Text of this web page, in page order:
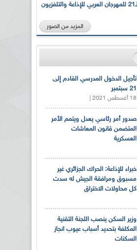
بالصور... الدورة الـ21 للمهرجان العربي للإذاعة والتلفزيون
المزيد من الصور
تأجيل الدخول المدرسي القادم إلى
21 سبتمبر
18 أغسطس 2021 |
صدور أمر رئاسي يعدل ويتمم الأمر
المتضمن قانون المعاشات
العسكرية
خبراء للإذاعة: الحراك الجزائري غير
مسبوق ومرافقة الجيش له سدت
كل محاولات الاختراق
وزير السكن ينصب اللجنة التقنية
المكلفة بتحديد أسباب عيوب انجاز
السكنات